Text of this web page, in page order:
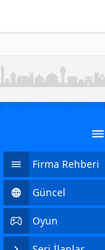
Firma Rehberi
Güncel
Oyun